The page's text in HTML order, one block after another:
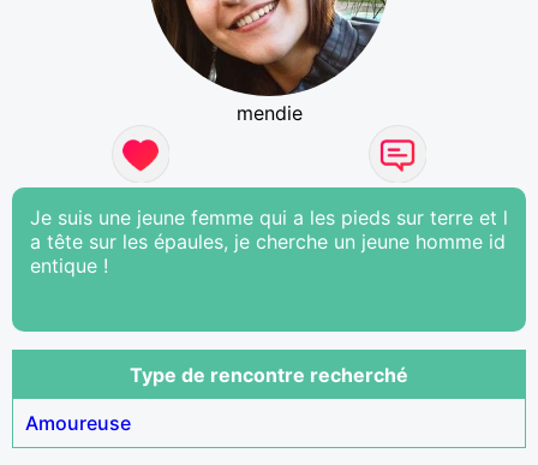
mendie
Je suis une jeune femme qui a les pieds sur terre et l
a tête sur les épaules, je cherche un jeune homme id
entique !
Type de rencontre recherché
Amoureuse